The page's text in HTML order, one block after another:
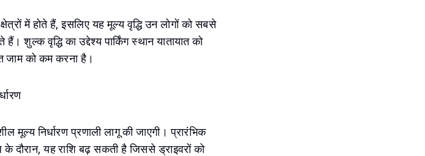
में होते हैं, इसलिए यह मूल्य वृद्धि उन लोगों को सबसे
शुल्क वृद्धि का उद्देश्य पार्किंग स्थान यातायात को
जाम को कम करना है।
निर्धारण प्रणाली लागू की जाएगी। प्रारंभिक
के दौरान, यह राशि बढ़ सकती है जिससे ड्राइवरों को